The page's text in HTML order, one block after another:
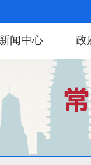
新闻中心 政